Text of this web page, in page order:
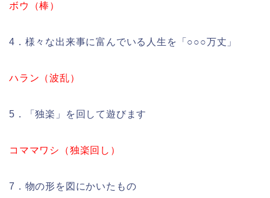
ボウ（棒）
4．様々な出来事に富んでいる人生を「○○○万丈」
ハラン（波乱）
5．「独楽」を回して遊びます
コママワシ（独楽回し）
7．物の形を図にかいたもの